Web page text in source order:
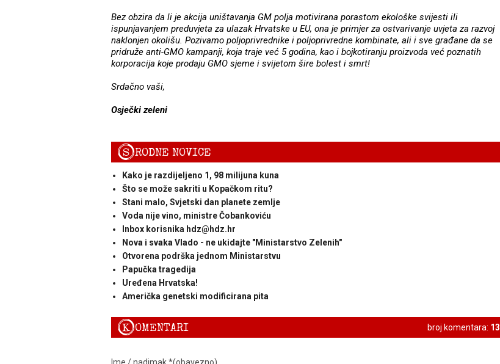
Bez obzira da li je akcija uništavanja GM polja motivirana porastom ekološke svijesti ili
ispunjavanjem preduvjeta za ulazak Hrvatske u EU, ona je primjer za ostvarivanje uvjeta za razvoj
naklonjen okolišu. Pozivamo poljoprivrednike i poljoprivredne kombinate, ali i sve građane da se
pridruže anti-GMO kampanji, koja traje već 5 godina, kao i bojkotiranju proizvoda već poznatih
korporacija koje prodaju GMO sjeme i svijetom šire bolest i smrt!
Srdačno vaši,
Osječki zeleni
SRODNE NOVICE
Kako je razdijeljeno 1, 98 milijuna kuna
Što se može sakriti u Kopačkom ritu?
Stani malo, Svjetski dan planete zemlje
Voda nije vino, ministre Čobankoviću
Inbox korisnika hdz@hdz.hr
Nova i svaka Vlado - ne ukidajte "Ministarstvo Zelenih"
Otvorena podrška jednom Ministarstvu
Papučka tragedija
Uređena Hrvatska!
Američka genetski modificirana pita
broj komentara: 13
KOMENTARI